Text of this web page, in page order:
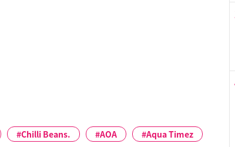
Chilli Beans. AOA
Aqua Timez